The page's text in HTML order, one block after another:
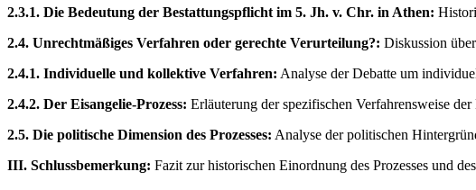
2.3.1. Die Bedeutung der Bestattungspflicht im 5. Jh. v. Chr. in Athen:
2.4. Unrechtmäßiges Verfahren oder gerechte Verurteilung?: Diskussion
2.4.1. Individuelle und kollektive Verfahren: Analyse der Debatte um
2.4.2. Der Eisangelie-Prozess: Erläuterung der spezifischen Verfahrensweise
2.5. Die politische Dimension des Prozesses: Analyse der politischen
III. Schlussbemerkung: Fazit zur historischen Einordnung des Prozesses und